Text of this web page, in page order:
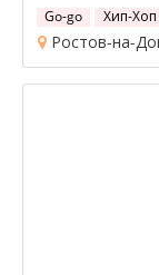
Go-go Хип-Хоп
Ростов-на-